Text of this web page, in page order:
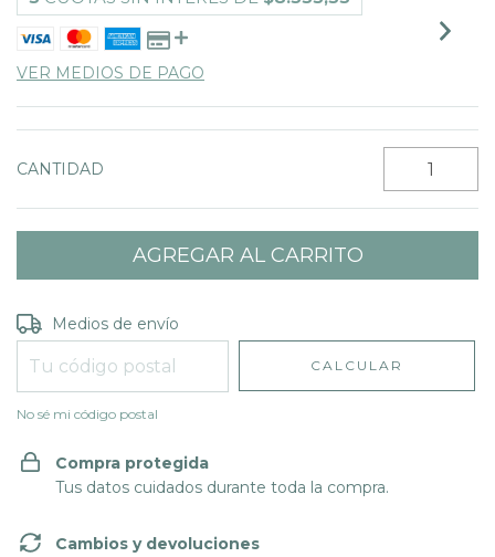
VER MEDIOS DE PAGO
CANTIDAD
Entregas para el CP:
Medios de envío
CALCULAR
No sé mi código postal
Compra protegida
Tus datos cuidados durante toda la compra.
Cambios y devoluciones